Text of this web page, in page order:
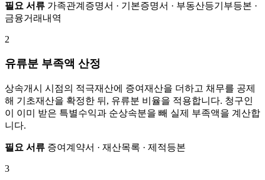
필요 서류 가족관계증명서 · 기본증명서 · 부동산등기부등본 ·
금융거래내역
2
유류분 부족액 산정
상속개시 시점의 적극재산에 증여재산을 더하고 채무를 공제
해 기초재산을 확정한 뒤, 유류분 비율을 적용합니다. 청구인
이 이미 받은 특별수익과 순상속분을 빼 실제 부족액을 계산합
니다.
필요 서류 증여계약서 · 재산목록 · 제적등본
3